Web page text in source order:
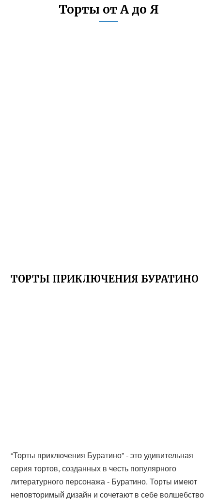
Торты от А до Я
ТОРТЫ ПРИКЛЮЧЕНИЯ БУРАТИНО
“Торты приключения Буратино” - это удивительная
серия тортов, созданных в честь популярного
литературного персонажа - Буратино. Торты имеют
неповторимый дизайн и сочетают в себе волшебство